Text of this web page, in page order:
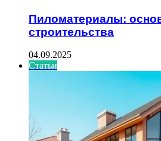
Пиломатериалы:
строительства
04.09.2025
Статьи